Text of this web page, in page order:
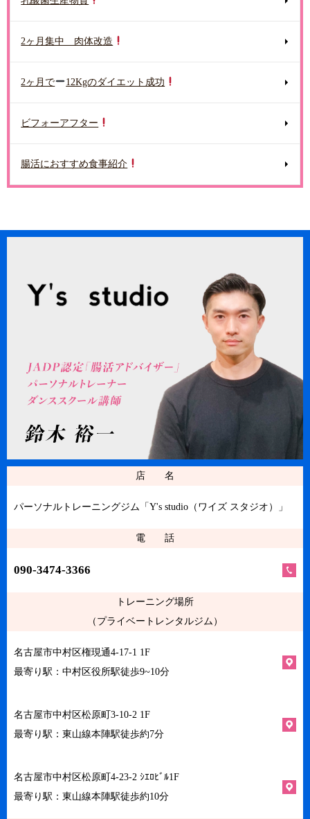
2ヶ月集中 肉体改造
2ヶ月で 12Kgのダイエット成功
ビフォーアフター
腸活におすすめ食事紹介
店 名
パーソナルトレーニングジム「Y's studio（ワイズ スタジオ）」
電 話
090-3474-3366
トレーニング場所
（プライベートレンタルジム）
名古屋市中村区権現通4-17-1 1F
最寄り駅：中村区役所駅徒歩9~10分
名古屋市中村区松原町3-10-2 1F
最寄り駅：東山線本陣駅徒歩約7分
名古屋市中村区松原町4-23-2 ｼｴﾛﾋﾞﾙ1F
最寄り駅：東山線本陣駅徒歩約10分